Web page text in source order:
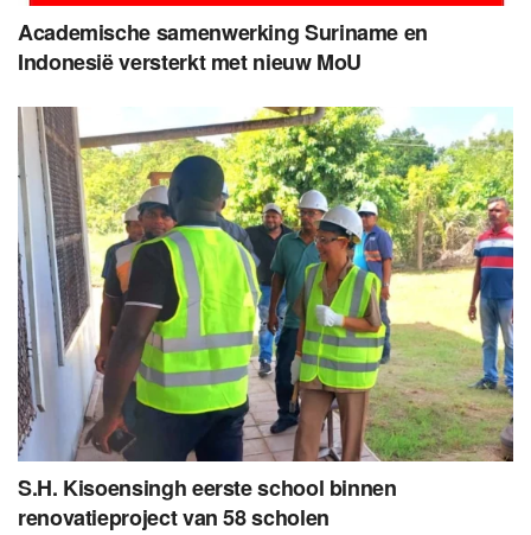
Academische samenwerking Suriname en
Indonesië versterkt met nieuw MoU
S.H. Kisoensingh eerste school binnen
renovatieproject van 58 scholen